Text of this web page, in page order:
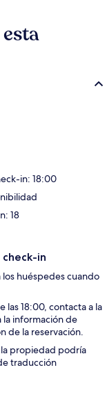
in: 18:00
18
in
huéspedes cuando
las 18:00, contacta a la
información de
de la reservación.
propiedad podría
traducción